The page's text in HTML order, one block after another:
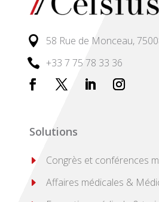

58 Rue de Monceau,
 +33 7 75 78 33 36
Solutions
E
Congrès et conférences
E
Affaires médicales &